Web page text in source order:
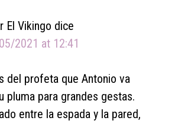
El Vikingo dice
2021 at 12:41
del profeta que Antonio va
pluma para grandes gestas.
entre la espada y la pared,